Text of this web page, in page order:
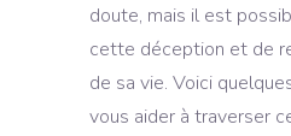
doute, mais il est
cette déception et de
de sa vie. Voici
vous aider à traverser